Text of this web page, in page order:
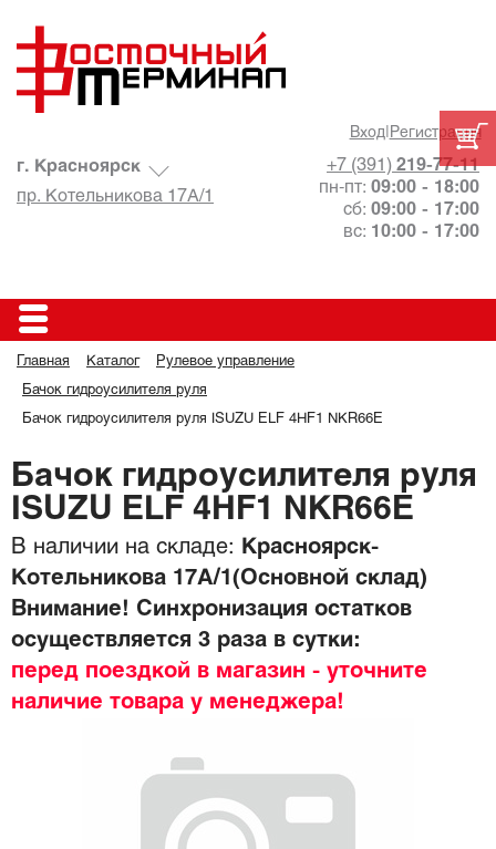
Вход| Регистрация
+7 (391) 219-77-11
пн-пт: 09:00 - 18:00
сб: 09:00 - 17:00
вс: 10:00 - 17:00
г. Красноярск
пр. Котельникова 17А/1
Главная Каталог Рулевое управление
Бачок гидроусилителя руля
Бачок гидроусилителя руля ISUZU ELF 4HF1 NKR66E
Бачок гидроусилителя руля
ISUZU ELF 4HF1 NKR66E
В наличии на складе:
Красноярск-
Котельникова 17А/1(Основной склад)
Внимание! Синхронизация остатков
осуществляется 3 раза в сутки:
перед поездкой в магазин - уточните
наличие товара у менеджера!